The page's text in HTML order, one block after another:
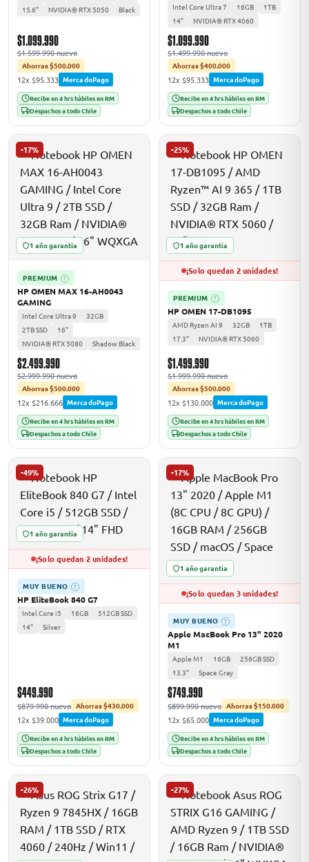
15.6"
NVIDIA® RTX 5050 Black
$1.099.990
$1.599.990 nuevo
Ahorras $500.000
12x $95.333 MercadoPago
Recibe en 4 hrs hábiles en RM
Despachos a todo Chile
Intel Core Ultra 7 16GB
1TB
14"
NVIDIA® RTX 4060
$1.099.990
$1.499.990 nuevo
Ahorras $400.000
12x $95.333 MercadoPago
Recibe en 4 hrs hábiles en RM
Despachos a todo Chile
-17%
1 año garantía
PREMIUM ?
HP OMEN MAX 16-AH0043
GAMING
Intel Core Ultra 9
32GB
2TB SSD
16"
NVIDIA® RTX 5080
Shadow Black
$2.499.990
$2.999.990 nuevo
Ahorras $500.000
12x $216.666 MercadoPago
Recibe en 4 hrs hábiles en RM
Despachos a todo Chile
-25%
1 año garantía
¡Solo quedan 2 unidades!
PREMIUM ?
HP OMEN 17-DB1095
AMD Ryzen AI 9 32GB
1TB
17.3"
NVIDIA® RTX 5060
$1.499.990
$1.999.990 nuevo
Ahorras $500.000
12x $130.000 MercadoPago
Recibe en 4 hrs hábiles en RM
Despachos a todo Chile
-49%
1 año garantía
¡Solo quedan 2 unidades!
MUY BUENO ?
HP EliteBook 840 G7
Intel Core i5 16GB
512GB SSD
14"
Silver
$449.990
$879.990 nuevo Ahorras $430.000
12x $39.000 MercadoPago
Recibe en 4 hrs hábiles en RM
Despachos a todo Chile
-17%
1 año garantía
¡Solo quedan 3 unidades!
MUY BUENO ?
Apple MacBook Pro 13" 2020
M1
Apple M1 16GB
256GB SSD
13.3"
Space Gray
$749.990
$899.990 nuevo Ahorras $150.000
12x $65.000 MercadoPago
Recibe en 4 hrs hábiles en RM
Despachos a todo Chile
-26% -27%